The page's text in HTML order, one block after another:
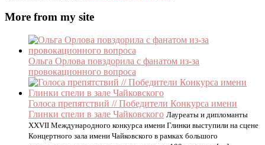
More from my site
Ольга Орлова повздорила с фанатом из-за
провокационного вопроса
Голоса препятствий // Победители Конкурса имени
Глинки спели в зале Чайковского Лауреаты и дипломанты
XXVII Международного конкурса имени Глинки выступили на сцене
Концертного зала имени Чайковского в рамках большого